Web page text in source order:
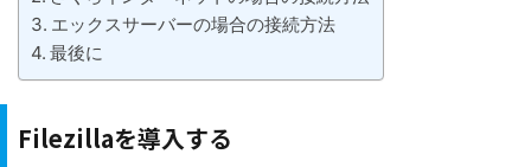
エックスサーバーの場合の接続方法
最後に
Filezillaを導入する